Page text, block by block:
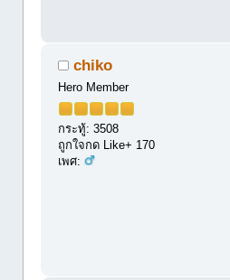
chiko
Hero Member
กระทู้: 3508
ถูกใจกด Like+ 170
เพศ: